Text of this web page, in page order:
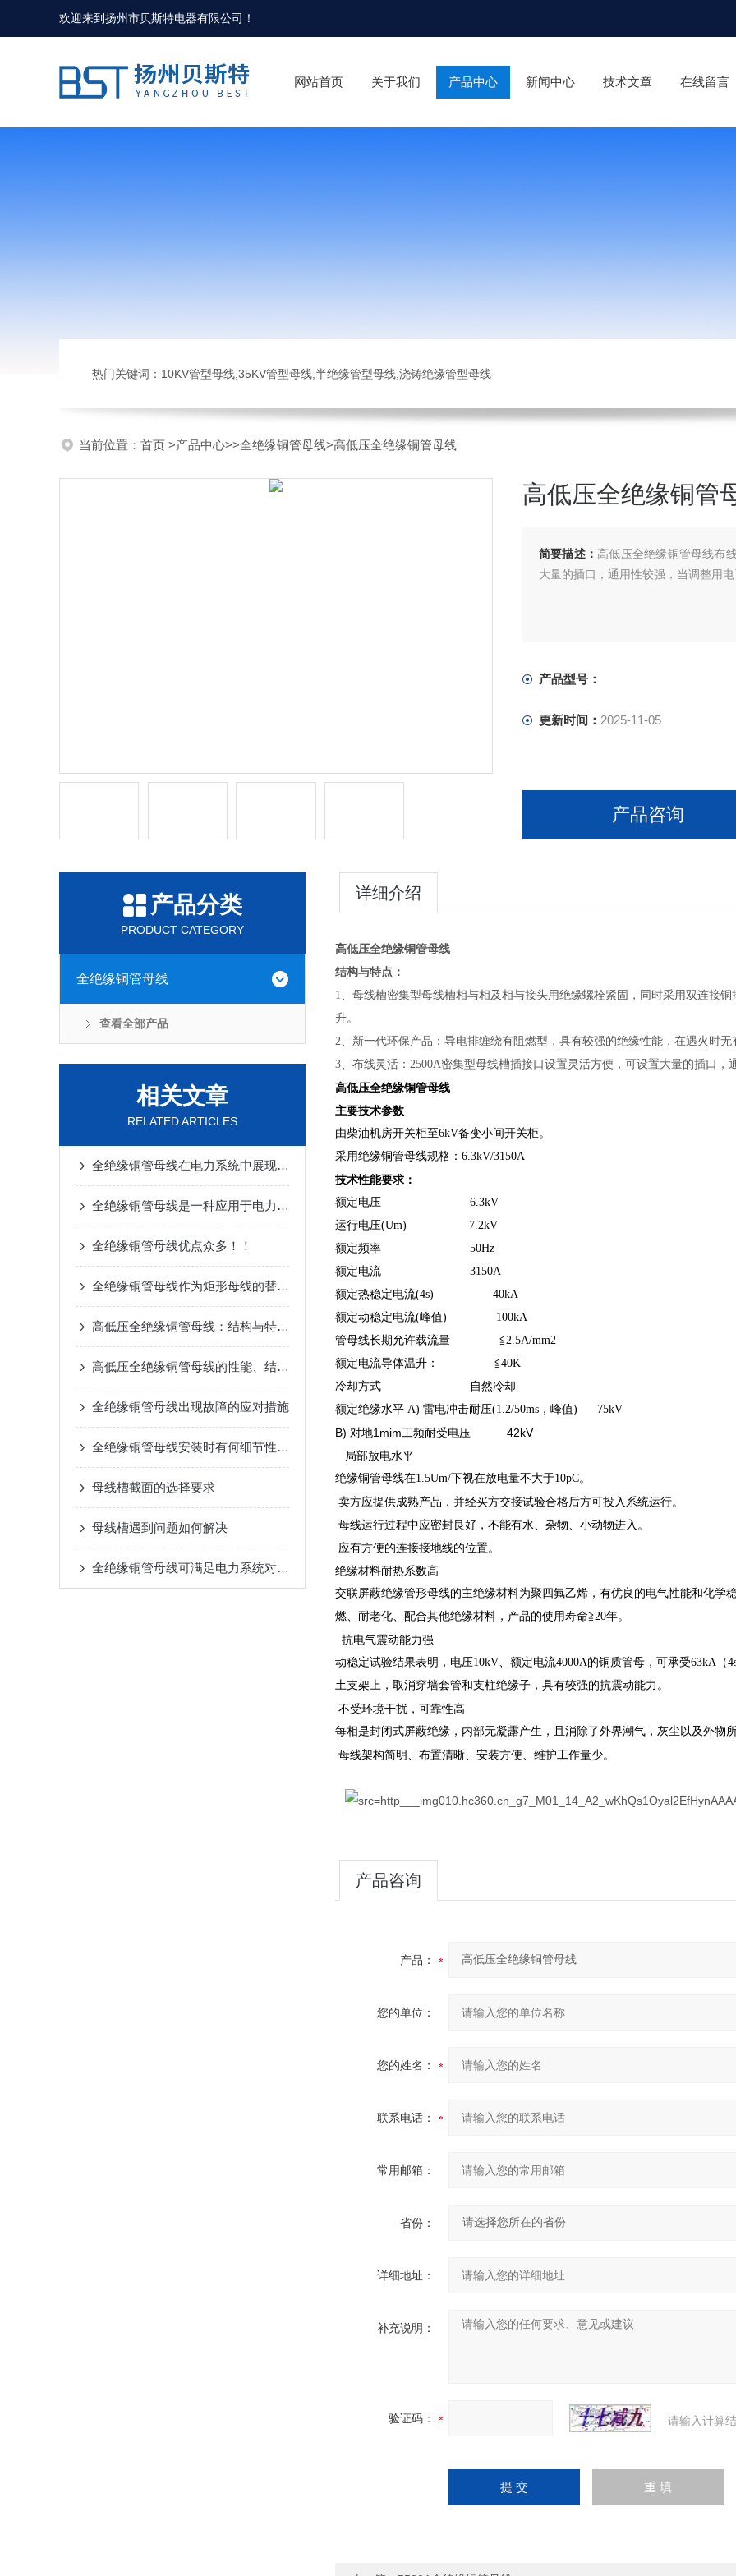
欢迎来到扬州市贝斯特电器有限公司 ！
网站首页 关于我们 产品中心 新闻中心 技术文章 在线留言
热门关键词：10KV管型母线,35KV管型母线,半绝缘管型母线,浇铸绝缘管型母线
当前位置： 首页 >产品中心>>全绝缘铜管母线>高低压全绝缘铜管母线
高低压全绝缘铜管
简要描述： 高低压全绝缘铜管母线布
大量的插口，通用性较强，当调整用
产品型号：
更新时间： 2025-11-05
产品咨询
产品分类
PRODUCT CATEGORY
全绝缘铜管母线
查看全部产品
相关文章
RELATED ARTICLES
全绝缘铜管母线在电力系统中展现出了巨大优势
全绝缘铜管母线是一种应用于电力系统中高电压等级的电气设备
全绝缘铜管母线优点众多！！
全绝缘铜管母线作为矩形母线的替代品
高低压全绝缘铜管母线：结构与特点深度解析
高低压全绝缘铜管母线的性能、结构与技术优势
全绝缘铜管母线出现故障的应对措施
全绝缘铜管母线安装时有何细节性的工艺要求？
母线槽截面的选择要求
母线槽遇到问题如何解决
全绝缘铜管母线可满足电力系统对大电流传输的要求
详细介绍
高低压全绝缘铜管母线
结构与特点：
1、母线槽密集型母线槽相与相及相与接头用绝缘螺栓紧固，同时采用双连接
升。
2、新一代环保产品：导电排缠绕有阻燃型，具有较强的绝缘性能，在遇火时无
3、布线灵活：2500A密集型母线槽插接口设置灵活方便，可设置大量的插口
高低压全绝缘铜管母线
主要技术参数
由柴油机房开关柜至6kV备变小间开关柜。
采用绝缘铜管母线规格：6.3kV/3150A
技术性能要求：
额定电压 6.3kV
运行电压(Um) 7.2kV
额定频率 50Hz
额定电流 3150A
额定热稳定电流(4s) 40kA
额定动稳定电流(峰值) 100kA
管母线长期允许载流量 ≦2.5A/mm2
额定电流导体温升： ≦40K
冷却方式 自然冷却
额定绝缘水平 A) 雷电冲击耐压(1.2/50ms，峰值) 75kV
B) 对地1mim工频耐受电压 42kV
局部放电水平
绝缘铜管母线在1.5Um/下视在放电量不大于10pC。
卖方应提供成熟产品，并经买方交接试验合格后方可投入系统运行。
母线运行过程中应密封良好，不能有水、杂物、小动物进入。
应有方便的连接接地线的位置。
绝缘材料耐热系数高
交联屏蔽绝缘管形母线的主绝缘材料为聚四氟乙烯，有优良的电气性能和化
燃、耐老化、配合其他绝缘材料，产品的使用寿命≧20年。
抗电气震动能力强
动稳定试验结果表明，电压10kV、额定电流4000A的铜质管母，可承受63kA
土支架上，取消穿墙套管和支柱绝缘子，具有较强的抗震动能力。
不受环境干扰，可靠性高
每相是封闭式屏蔽绝缘，内部无凝露产生，且消除了外界潮气，灰尘以及外物
母线架构简明、布置清晰、安装方便、维护工作量少。
产品咨询
产品：
您的单位：
您的姓名：
联系电话：
常用邮箱：
省份：
详细地址：
补充说明：
验证码： 请输入计算